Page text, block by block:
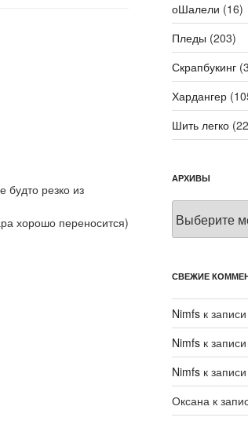
будто резко из
хорошо переносится)
оШалели (16)
Пледы (203)
Скрапбукинг
Хардангер
Шить легко
АРХИВЫ
СВЕЖИЕ
Nimfsк
Nimfsк
Nimfsк
Оксанак